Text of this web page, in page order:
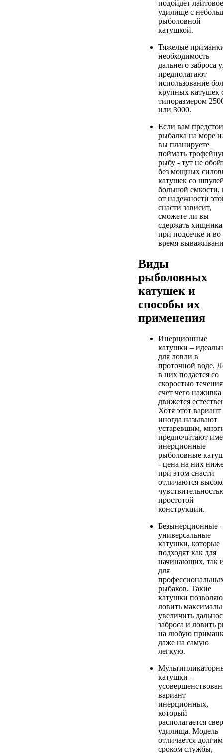
подойдет лайтовое
удилище с
рыболовной
катушкой.
Тяжелые
необходимость
дальнего заброса
предполагают
использование
крупных катушек
типоразмером
или 3000.
Если вам
рыбалка на море
вы планируете
поймать
рыбу - тут не
без мощных
катушек со
большой емкости,
от надежности
снасти зависит,
сможете ли вы
сдержать хищника
при подсечке и во
время
Виды
рыболовных
катушек и
способы их
применения
Инерционные
катушки –
для ловли в
проточной воде.
в них подается со
скоростью
счет чего наживка
движется
Хотя этот вариант
иногда называют
устаревшим,
предпочитают
инерционные
рыболовные
- цена на них
при этом снасти
отличаются
простотой
конструкции.
Безынерционные –
универсальные
катушки, которые
подходят как для
начинающих, так
для
рыбаков. Такие
катушки
ловить
увеличить
заброса и ловить
на любую
даже на самую
легкую.
катушки –
вариант
инерционных,
который
располагается
удилища. Модель
отличается долгим
сроком службы,